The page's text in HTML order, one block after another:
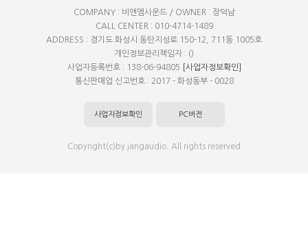
COMPANY : 비앤엠사운드 / OWNER : 장덕남
CALL CENTER : 010-4714-1489
ADDRESS : 경기도 화성시 동탄지성로 150-12, 711동 1005호
개인정보관리책임자 : ()
사업자등록번호 : 138-06-94805
[사업자정보확인]
통신판매업 신고번호 : 2017 - 화성동부 - 0028
사업자정보확인 PC버전
Copyright(c)by jangaudio. All rights reserved